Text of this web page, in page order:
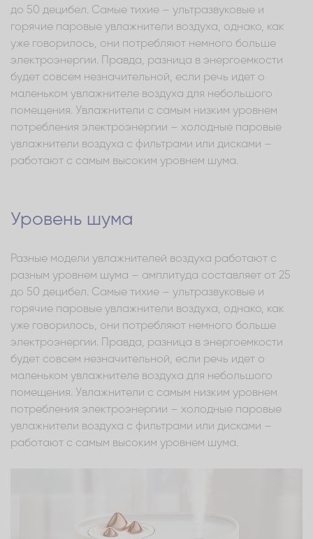
до 50 децибел. Самые тихие – ультразвуковые и
горячие паровые увлажнители воздуха, однако, как
уже говорилось, они потребляют немного больше
электроэнергии. Правда, разница в энергоемкости
будет совсем незначительной, если речь идет о
маленьком увлажнителе воздуха для небольшого
помещения. Увлажнители с самым низким уровнем
потребления электроэнергии – холодные паровые
увлажнители воздуха с фильтрами или дисками –
работают с самым высоким уровнем шума.
Уровень шума
Разные модели увлажнителей воздуха работают с
разным уровнем шума – амплитуда составляет от 25
до 50 децибел. Самые тихие – ультразвуковые и
горячие паровые увлажнители воздуха, однако, как
уже говорилось, они потребляют немного больше
электроэнергии. Правда, разница в энергоемкости
будет совсем незначительной, если речь идет о
маленьком увлажнителе воздуха для небольшого
помещения. Увлажнители с самым низким уровнем
потребления электроэнергии – холодные паровые
увлажнители воздуха с фильтрами или дисками –
работают с самым высоким уровнем шума.